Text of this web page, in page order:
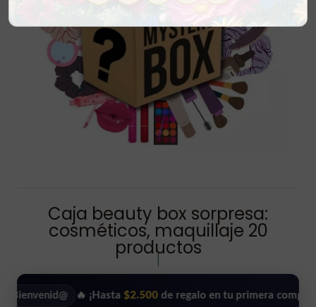
Caja beauty box sorpresa:
cosméticos, maquillaje 20
productos
🔥 ¡Hasta $2.500 de regalo en tu primera compra! •